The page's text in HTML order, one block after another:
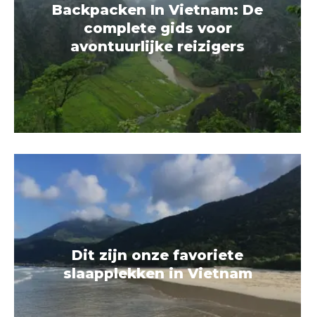
Backpacken In Vietnam: De
complete gids voor
avontuurlijke reizigers
Dit zijn onze favoriete
slaapplekken in Vietnam